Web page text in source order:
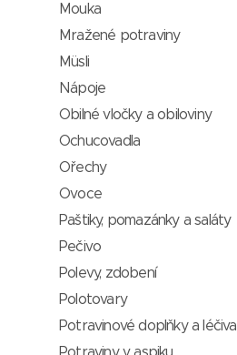
Mouka
Mražené potraviny
Müsli
Nápoje
Obilné vločky a obiloviny
Ochucovadla
Ořechy
Ovoce
Paštiky, pomazánky a saláty
Pečivo
Polevy, zdobení
Polotovary
Potravinové doplňky a léčiva